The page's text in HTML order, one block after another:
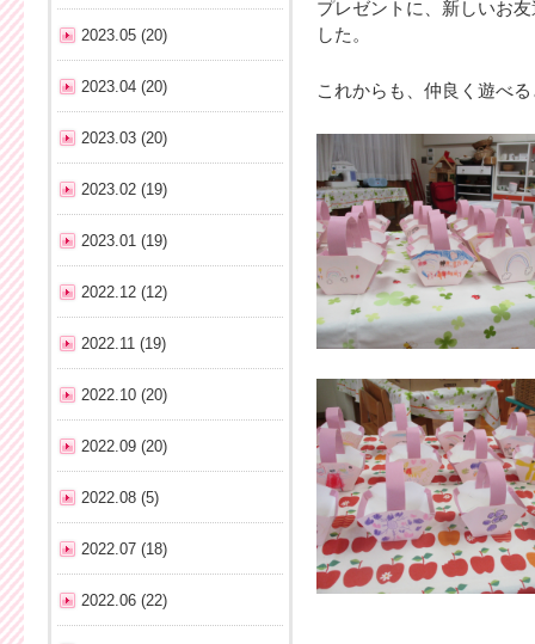
プレゼントに、新しいお
した。
これからも、仲良く遊べ
2023.05 (20)
2023.04 (20)
2023.03 (20)
2023.02 (19)
2023.01 (19)
2022.12 (12)
2022.11 (19)
2022.10 (20)
2022.09 (20)
2022.08 (5)
2022.07 (18)
2022.06 (22)